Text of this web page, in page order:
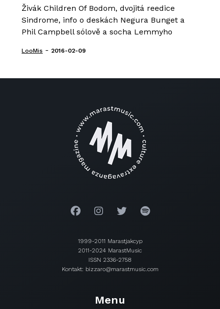
Živák Children Of Bodom, dvojitá reedice
Sindrome, info o deskách Negura Bunget a
Phil Campbell sólově a socha Lemmyho
LooMis - 2016-02-09
1999-2011 Marastjakcyp
2011-2024 MarastMusic
ISSN 2336-2758
Kontakt: bizzaro@marastmusic.com
Menu